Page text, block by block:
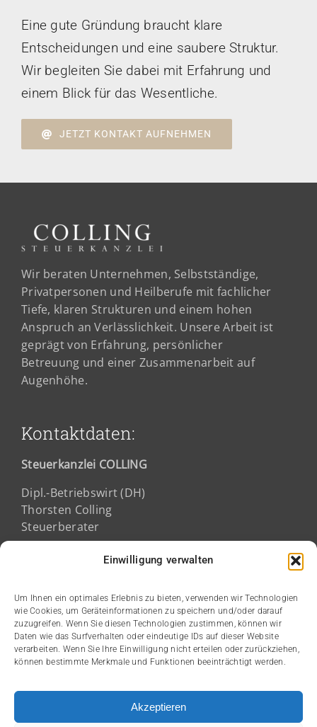
Einwilligung verwalten
Um Ihnen ein optimales Erlebnis zu bieten, verwenden wir Technologien
wie Cookies, um Geräteinformationen zu speichern und/oder darauf
zuzugreifen. Wenn Sie diesen Technologien zustimmen, können wir
Daten wie das Surfverhalten oder eindeutige IDs auf dieser Website
verarbeiten. Wenn Sie Ihre Einwilligung nicht erteilen oder zurückziehen,
können bestimmte Merkmale und Funktionen beeinträchtigt werden.
Akzeptieren
Eine gute Gründung braucht klare
Entscheidungen und eine saubere Struktur.
Wir begleiten Sie dabei mit Erfahrung und
einem Blick für das Wesentliche.
JETZT KONTAKT AUFNEHMEN
Wir beraten Unternehmen, Selbstständige,
Privatpersonen und Heilberufe mit fachlicher
Tiefe, klaren Strukturen und einem hohen
Anspruch an Verlässlichkeit. Unsere Arbeit ist
geprägt von Erfahrung, persönlicher
Betreuung und einer Zusammenarbeit auf
Augenhöhe.
Kontaktdaten:
Steuerkanzlei COLLING
Dipl.-Betriebswirt (DH)
Thorsten Colling
Steuerberater
Fichtestraße 2a
Kanzleizeiten:
Montag bis Donnerstag: